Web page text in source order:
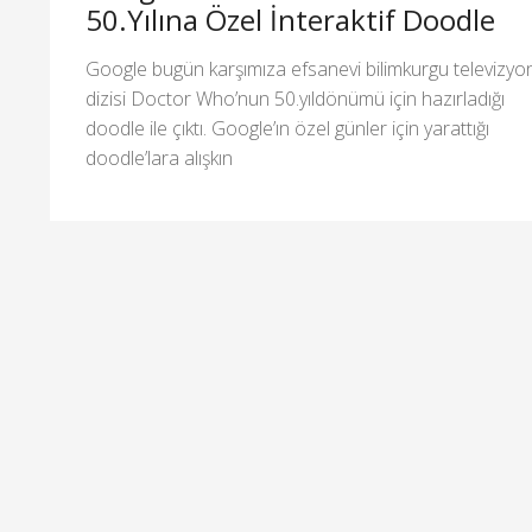
50.Yılına Özel İnteraktif Doodle
Google bugün karşımıza efsanevi bilimkurgu
dizisi Doctor Who’nun 50.yıldönümü için hazırladığı
doodle ile çıktı. Google’ın özel günler için yarattığı
doodle’lara alışkın